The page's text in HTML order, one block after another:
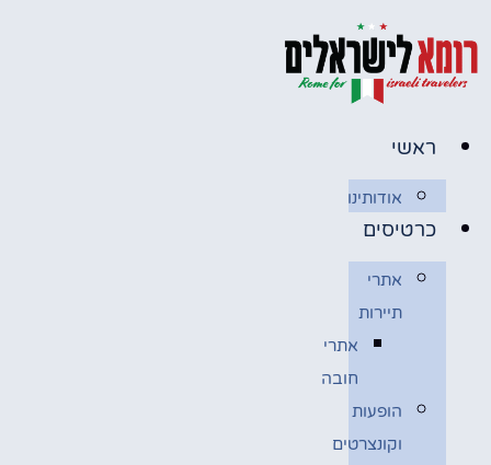
ראשי
אודותינו
כרטיסים
אתרי
תיירות
אתרי
חובה
הופעות
וקונצרטים